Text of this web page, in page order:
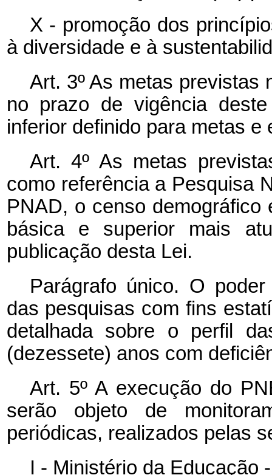
X - promoção dos
à diversidade e à
Art. 3º As metas previstas
no prazo de vigência
inferior definido para metas
Art. 4º As metas
como referência a Pesquisa
PNAD, o censo
básica e superior mais
publicação desta Lei.
Parágrafo único. O
das pesquisas com fins
detalhada sobre o perfil
(dezessete) anos com
Art. 5º A execução do
serão objeto de
periódicas, realizados pelas
I - Ministério da Educação